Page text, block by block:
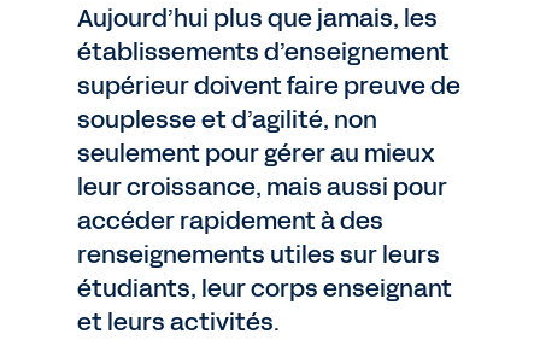
Aujourd’hui plus que jamais, les
établissements d’enseignement
supérieur doivent faire preuve de
souplesse et d’agilité, non
seulement pour gérer au mieux
leur croissance, mais aussi pour
accéder rapidement à des
renseignements utiles sur leurs
étudiants, leur corps enseignant
et leurs activités.